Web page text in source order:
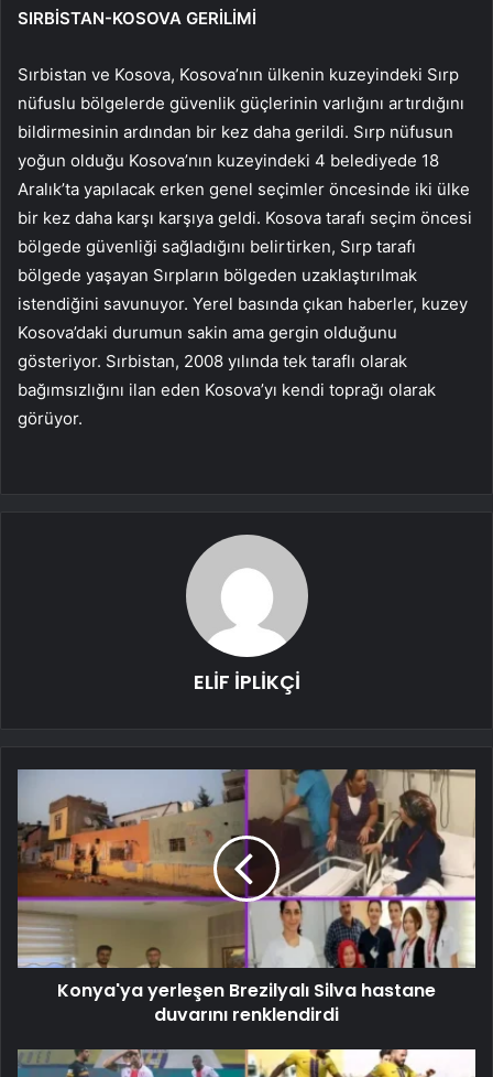
SIRBİSTAN-KOSOVA GERİLİMİ
Sırbistan ve Kosova, Kosova’nın ülkenin kuzeyindeki Sırp
nüfuslu bölgelerde güvenlik güçlerinin varlığını artırdığını
bildirmesinin ardından bir kez daha gerildi. Sırp nüfusun
yoğun olduğu Kosova’nın kuzeyindeki 4 belediyede 18
Aralık’ta yapılacak erken genel seçimler öncesinde iki ülke
bir kez daha karşı karşıya geldi. Kosova tarafı seçim öncesi
bölgede güvenliği sağladığını belirtirken, Sırp tarafı
bölgede yaşayan Sırpların bölgeden uzaklaştırılmak
istendiğini savunuyor. Yerel basında çıkan haberler, kuzey
Kosova’daki durumun sakin ama gergin olduğunu
gösteriyor. Sırbistan, 2008 yılında tek taraflı olarak
bağımsızlığını ilan eden Kosova’yı kendi toprağı olarak
görüyor.
ELİF İPLİKÇİ
Konya'ya yerleşen Brezilyalı Silva hastane
duvarını renklendirdi